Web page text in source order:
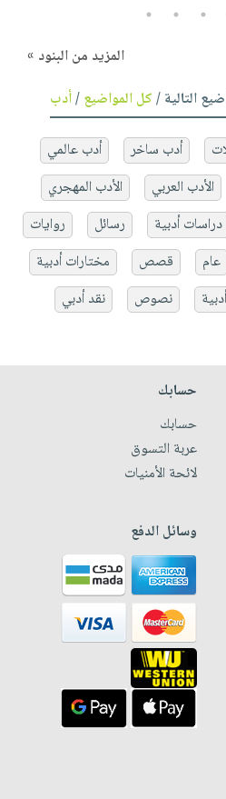
3
4
5
المزيد من البنود »
التالية /كل المواضيع/أدب
أدب ساخر
أدب عالمي
الأدب العربي
الأدب المهجري
دراسات أدبية رسائل
روايات
عام قصص
مختارات أدبية
نصوص نقد أدبي
حسابك
حسابك
عربة التسوق
لائحة الأمنيات
وسائل الدفع